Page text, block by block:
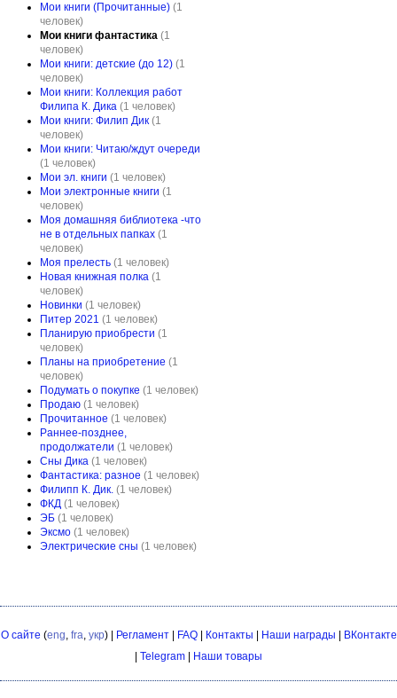
Мои книги (Прочитанные) (1
человек)
Мои книги фантастика (1
человек)
Мои книги: детские (до 12) (1
человек)
Мои книги: Коллекция работ
Филипа К. Дика (1 человек)
Мои книги: Филип Дик (1
человек)
Мои книги: Читаю/ждут очереди
(1 человек)
Мои эл. книги (1 человек)
Мои электронные книги (1
человек)
Моя домашняя библиотека -что
не в отдельных папках (1
человек)
Моя прелесть (1 человек)
Новая книжная полка (1
человек)
Новинки (1 человек)
Питер 2021 (1 человек)
Планирую приобрести (1
человек)
Планы на приобретение (1
человек)
Подумать о покупке (1 человек)
Продаю (1 человек)
Прочитанное (1 человек)
Раннее-позднее,
продолжатели (1 человек)
Сны Дика (1 человек)
Фантастика: разное (1 человек)
Филипп К. Дик. (1 человек)
ФКД (1 человек)
ЭБ (1 человек)
Эксмо (1 человек)
Электрические сны (1 человек)
О сайте (eng, fra, укр) | Регламент| FAQ| Контакты Наши награды
ВКонтакте
Telegram Наши товары